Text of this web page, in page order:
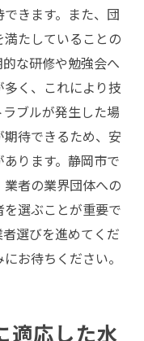
きます。また、団
たしていることの
な研修や勉強会へ
く、これにより技
ブルが発生した場
待できるため、安
ります。静岡市で
者の業界団体への
選ぶことが重要で
選びを進めてくだ
お待ちください。
適応した水